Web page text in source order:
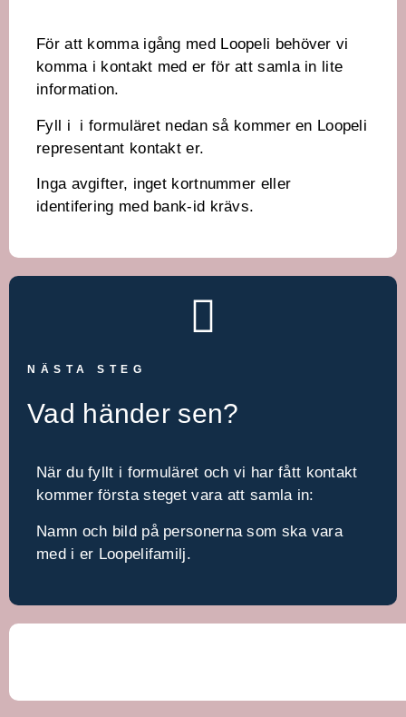
För att komma igång med Loopeli behöver vi
komma i kontakt med er för att samla in lite
information.
Fyll i i formuläret nedan så kommer en Loopeli
representant kontakt er.
Inga avgifter, inget kortnummer eller
identifering med bank-id krävs.
NÄSTA STEG
Vad händer sen?
När du fyllt i formuläret och vi har fått kontakt
kommer första steget vara att samla in:
Namn och bild på personerna som ska vara
med i er Loopelifamilj.